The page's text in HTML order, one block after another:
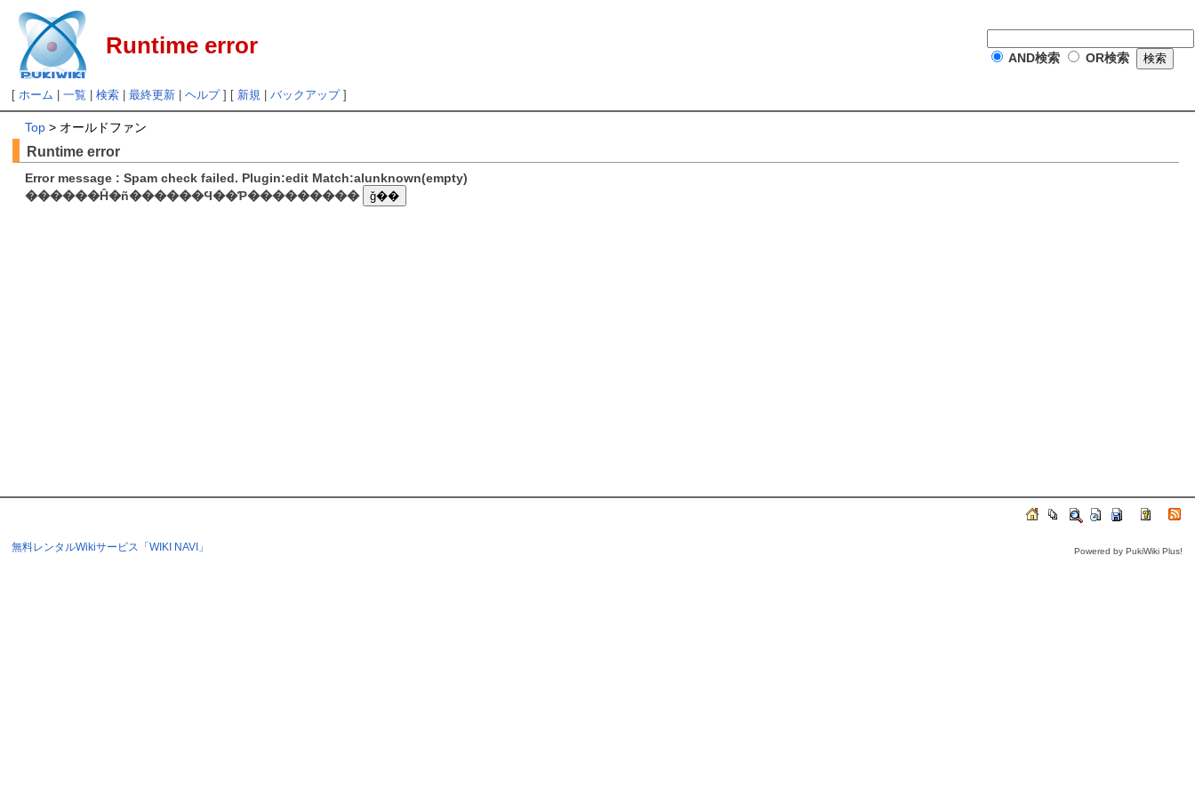
Runtime error AND検索 OR検索
[ホーム |一覧 |検索 |最終更新 |ヘルプ] [ 新規 |バックアップ]
Top > オールドファン
Runtime error
Error message : Spam check failed. Plugin:edit Match:alunknown(empty)
������Ĥ�ñ������Ϥ��Ƥ���������
無料レンタルWikiサービス「WIKI NAVI」 Powered by PukiWiki Plus!